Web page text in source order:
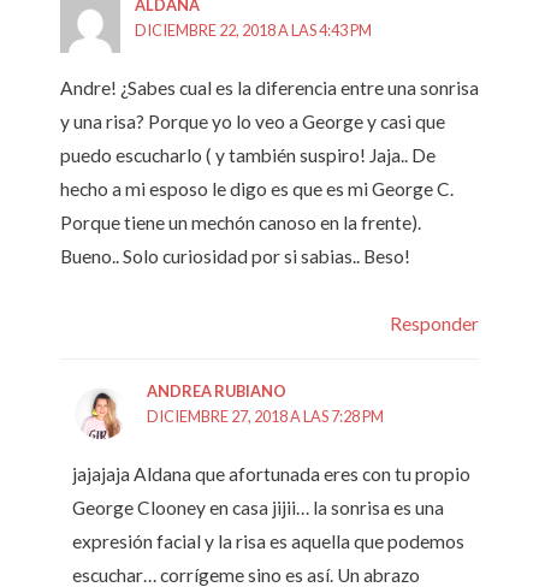
ALDANA
DICIEMBRE 22, 2018 A LAS 4:43 PM
Andre! ¿Sabes cual es la diferencia entre una sonrisa
y una risa? Porque yo lo veo a George y casi que
puedo escucharlo ( y también suspiro! Jaja.. De
hecho a mi esposo le digo es que es mi George C.
Porque tiene un mechón canoso en la frente).
Bueno.. Solo curiosidad por si sabias.. Beso!
Responder
ANDREA RUBIANO
DICIEMBRE 27, 2018 A LAS 7:28 PM
jajajaja Aldana que afortunada eres con tu propio
George Clooney en casa jijii… la sonrisa es una
expresión facial y la risa es aquella que podemos
escuchar… corrígeme sino es así. Un abrazo